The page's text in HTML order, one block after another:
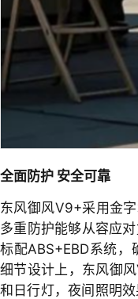
全面防护 安全可靠
东风御风V9+采用金
多重防护能够从容应
标配ABS+EBD系统
细节设计上，东风御
和日行灯，夜间照明